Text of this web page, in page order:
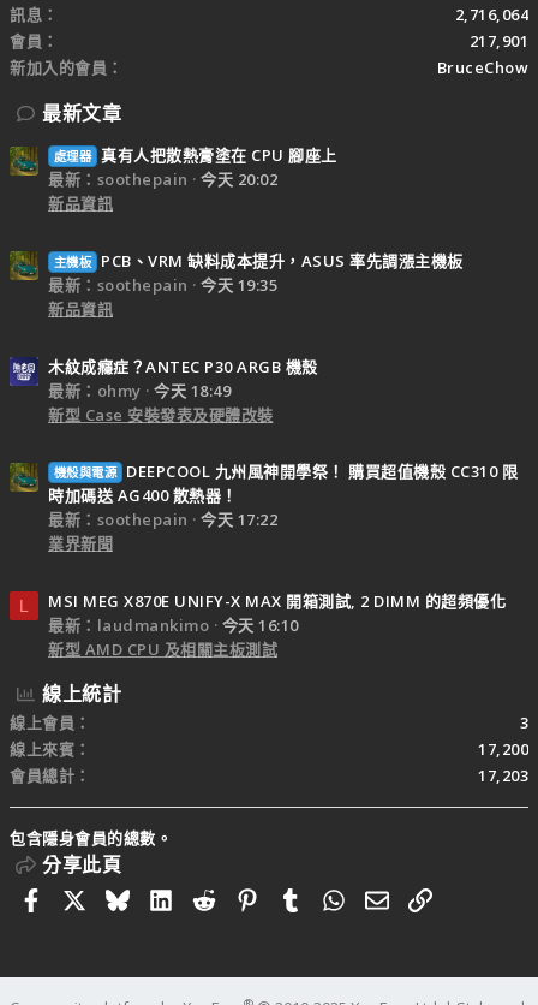
訊息
2,716,064
會員
217,901
新加入的會員
BruceChow
最新文章
處理器 真有人把散熱膏塗在 CPU 腳座上
最新：soothepain
今天 20:02
新品資訊
主機板
PCB、VRM 缺料成本提升，ASUS 率先調漲主機板
最新：soothepain
今天 19:35
新品資訊
木紋成癮症？ANTEC P30 ARGB 機殼
最新：ohmy
今天 18:49
新型 Case 安裝發表及硬體改裝
機殼與電源
DEEPCOOL 九州風神開學祭！ 購買超值機殼 CC310 限
時加碼送 AG400 散熱器！
最新：soothepain
今天 17:22
業界新聞
L
MSI MEG X870E UNIFY-X MAX 開箱測試, 2 DIMM 的超頻優化
最新：laudmankimo
今天 16:10
新型 AMD CPU 及相關主板測試
線上統計
線上會員
3
線上來賓
17,200
會員總計
17,203
包含隱身會員的總數。
分享此頁
FacebookBlueskyLinkedIn
RedditPinterestTumblrWhatsApp
電子郵件
連結